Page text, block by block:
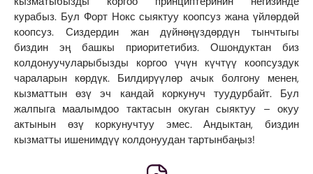
курабыз. Бул Форт Нокс сыяктуу коопсуз жана үйлөрдөй
коопсуз. Сиздердин жан дүйнөңүздөрдүн тынчтыгы
биздин эң башкы приоритетибиз. Ошондуктан биз
колдонуучуларыбызды коргоо үчүн күчтүү коопсуздук
чараларын көрдүк. Билдирүүлөр ачык болгону менен,
кызматтын өзү эч кандай коркунуч туудурбайт. Бул
жалпыга маалымдоо тактасын окуган сыяктуу – окуу
актынын өзү коркунучтуу эмес. Андыктан, биздин
кызматты ишенимдүү колдонуудан тартынбаңыз!